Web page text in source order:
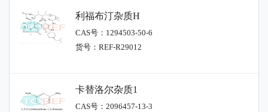
利福布汀杂质H
CAS号：1294503-50-6
货号：REF-R29012
卡替洛尔杂质1
CAS号：2096457-13-3